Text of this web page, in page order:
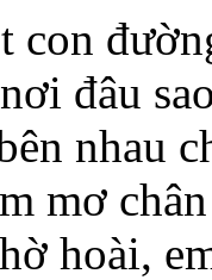
con
đâu
nhau
mơ
hoài,